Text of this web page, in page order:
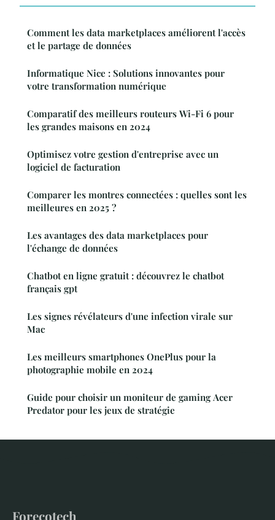
Comment les data marketplaces améliorent l'accès
et le partage de données
Informatique Nice : Solutions innovantes pour
votre transformation numérique
Comparatif des meilleurs routeurs Wi-Fi 6 pour
les grandes maisons en 2024
Optimisez votre gestion d'entreprise avec un
logiciel de facturation
Comparer les montres connectées : quelles sont les
meilleures en 2025 ?
Les avantages des data marketplaces pour
l'échange de données
Chatbot en ligne gratuit : découvrez le chatbot
français gpt
Les signes révélateurs d'une infection virale sur
Mac
Les meilleurs smartphones OnePlus pour la
photographie mobile en 2024
Guide pour choisir un moniteur de gaming Acer
Predator pour les jeux de stratégie
Forecotech